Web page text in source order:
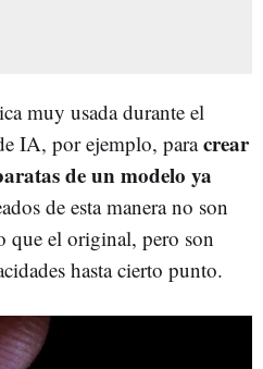
muy usada durante el
IA, por ejemplo, paracrear
de un modelo ya
de esta manera no son
que el original, pero son
hasta cierto punto.